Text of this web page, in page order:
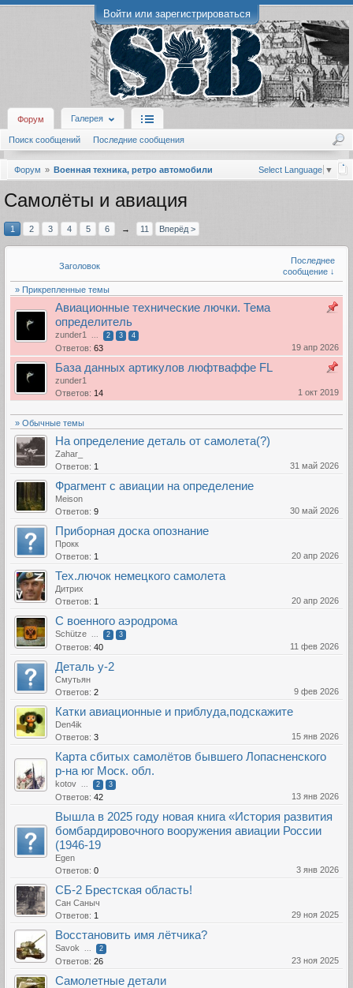
Войти или зарегистрироваться
Форум Галерея
Поиск сообщений Последние сообщения
Select Language ▼
Форум Военная техника, ретро автомобили
Самолёты и авиация
1 2 3 4 5 6 → 11 Вперёд >
Заголовок
Последнее
сообщение ↓
» Прикрепленные темы
Авиационные технические лючки. Тема
определитель
zunder1 ... 2 3 4
Ответов: 63 19 апр 2026
База данных артикулов люфтваффе FL
zunder1
Ответов: 14 1 окт 2019
» Обычные темы
На определение деталь от самолета(?)
Zahar_
Ответов: 1 31 май 2026
Фрагмент с авиации на определение
Meison
Ответов: 9 30 май 2026
Приборная доска опознание
Прокк
Ответов: 1 20 апр 2026
Тех.лючок немецкого самолета
Дитрих
Ответов: 1 20 апр 2026
С военного аэродрома
Schütze ... 2 3
Ответов: 40 11 фев 2026
Деталь у-2
Смутьян
Ответов: 2 9 фев 2026
Катки авиационные и приблуда,подскажите
Den4ik
Ответов: 3 15 янв 2026
Карта сбитых самолётов бывшего Лопасненского
р-на юг Моск. обл.
kotov ... 2 3
Ответов: 42 13 янв 2026
Вышла в 2025 году новая книга «История развития
бомбардировочного вооружения авиации России
(1946-19
Egen
Ответов: 0 3 янв 2026
СБ-2 Брестская область!
Сан Саныч
Ответов: 1 29 ноя 2025
Восстановить имя лётчика?
Savok ... 2
Ответов: 26 23 ноя 2025
Самолетные детали